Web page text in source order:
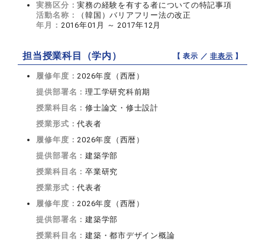
実務区分：実務の経験を有する者についての特記事項
活動名称：
（韓国）バリアフリー法の改正
年月： 2016年01月 ～ 2017年12月
担当授業科目（学内） 【 表示 ／非表示 】
履修年度：2026年度（西暦）
提供部署名：理工学研究科前期
授業科目名：修士論文・修士設計
授業形式：代表者
履修年度：2026年度（西暦）
提供部署名：建築学部
授業科目名：卒業研究
授業形式：代表者
履修年度：2026年度（西暦）
提供部署名：建築学部
授業科目名：建築・都市デザイン概論